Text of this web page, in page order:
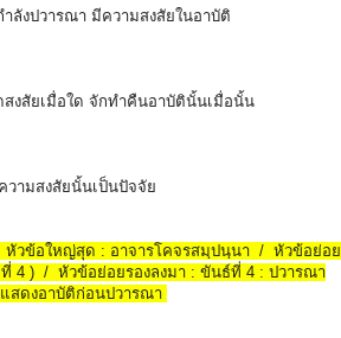
ลังปวารณา มีความสงสัยในอาบัติ
งสัยเมื่อใด จักทำคืนอาบัตินั้นเมื่อนั้น
ามสงสัยนั้นเป็นปัจจัย
วข้อใหญ่สุด : อาจารโคจรสมฺปนฺนา / หัวข้อย่อย
4 ) / หัวข้อย่อยรองลงมา : ขันธ์ที่ 4 : ปวารณา
สดงอาบัติก่อนปวารณา